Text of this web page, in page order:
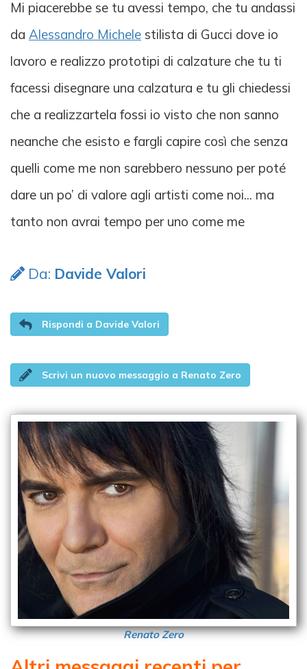
Mi piacerebbe se tu avessi tempo, che tu andassi
da Alessandro Michele stilista di Gucci dove io
lavoro e realizzo prototipi di calzature che tu ti
facessi disegnare una calzatura e tu gli chiedessi
che a realizzartela fossi io visto che non sanno
neanche che esisto e fargli capire così che senza
quelli come me non sarebbero nessuno per poté
dare un po’ di valore agli artisti come noi... ma
tanto non avrai tempo per uno come me
Da: Davide Valori
Rispondi a Davide Valori
Scrivi un nuovo messaggio a Renato Zero
Renato Zero